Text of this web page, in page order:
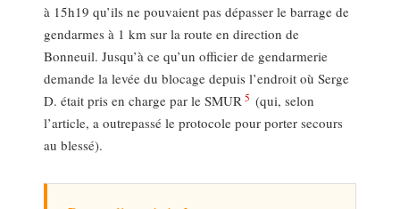
à 15h19 qu’ils ne pouvaient pas dépasser le barrage de
gendarmes à 1 km sur la route en direction de
Bonneuil. Jusqu’à ce qu’un officier de gendarmerie
demande la levée du blocage depuis l’endroit où Serge
D. était pris en charge par le SMUR 5 (qui, selon
l’article, a outrepassé le protocole pour porter secours
au blessé).